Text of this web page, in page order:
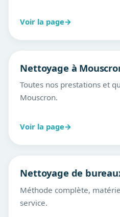
Voir la page→
Nettoyage à
Toutes nos prestations et
Mouscron.
Voir la page→
Nettoyage de
Méthode complète,
service.